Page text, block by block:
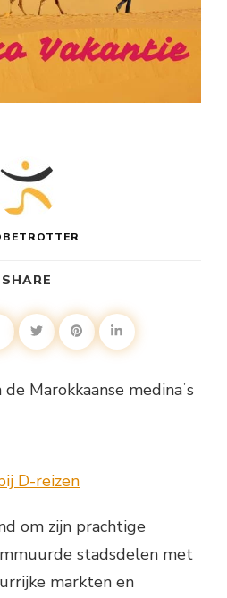
SHARE
Marokkaanse medinaʼs
om zijn prachtige
stadsdelen met
markten en